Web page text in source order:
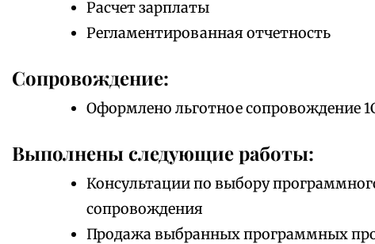
Расчет зарплаты
Регламентированная отчетность
Сопровождение:
Оформлено льготное сопровождение
Выполнены следующие работы:
Консультации по выбору
сопровождения
Продажа выбранных программных